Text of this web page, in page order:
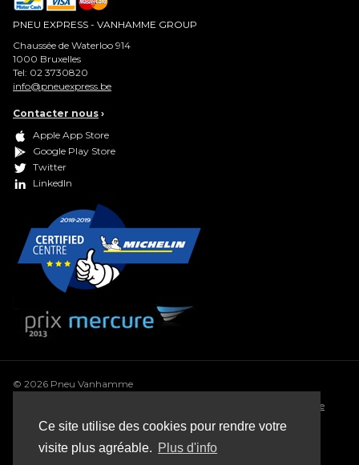
Ce site utilise des cookies pour rendre votre
visite plus agréable. Plus d'info
PNEU EXPRESS - VANHAMME GROUP
Chaussée de Waterloo 914
1000 Bruxelles
Tel: 02 3730820
info@pneuexpress.be
Contacter nous ›
Apple App Store
Google Play Store
Twitter
LinkedIn
© 2026 Pneu Vanhamme
Politique
de cookie
• Conditions générales de vente
Sitemap
Webdesign: Robarov